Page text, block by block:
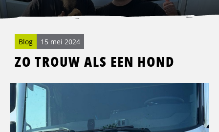
Blog 15 mei 2024
ZO TROUW ALS EEN HOND